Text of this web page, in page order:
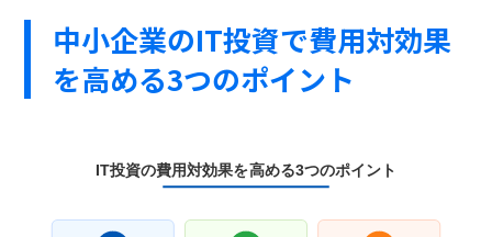
中小企業のIT投資で費用対効果
を高める3つのポイント
IT投資の費用対効果を高める3つのポイント